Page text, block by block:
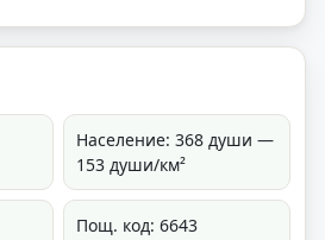
Население: 368 души —
153 души/км²
Пощ. код: 6643